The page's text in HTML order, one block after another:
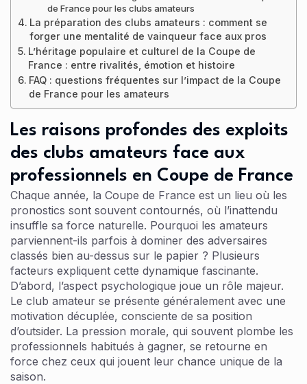
de France pour les clubs amateurs
La préparation des clubs amateurs : comment se
forger une mentalité de vainqueur face aux pros
L’héritage populaire et culturel de la Coupe de
France : entre rivalités, émotion et histoire
FAQ : questions fréquentes sur l’impact de la Coupe
de France pour les amateurs
Les raisons profondes des exploits
des clubs amateurs face aux
professionnels en Coupe de France
Chaque année, la Coupe de France est un lieu où les
pronostics sont souvent contournés, où l’inattendu
insuffle sa force naturelle. Pourquoi les amateurs
parviennent-ils parfois à dominer des adversaires
classés bien au-dessus sur le papier ? Plusieurs
facteurs expliquent cette dynamique fascinante.
D’abord, l’aspect psychologique joue un rôle majeur.
Le club amateur se présente généralement avec une
motivation décuplée, consciente de sa position
d’outsider. La pression morale, qui souvent plombe les
professionnels habitués à gagner, se retourne en
force chez ceux qui jouent leur chance unique de la
saison.